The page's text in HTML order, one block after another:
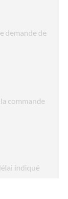
demande de
commande
indiqué